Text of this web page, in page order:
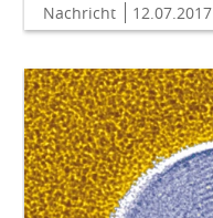
Nachricht 12.07.2017